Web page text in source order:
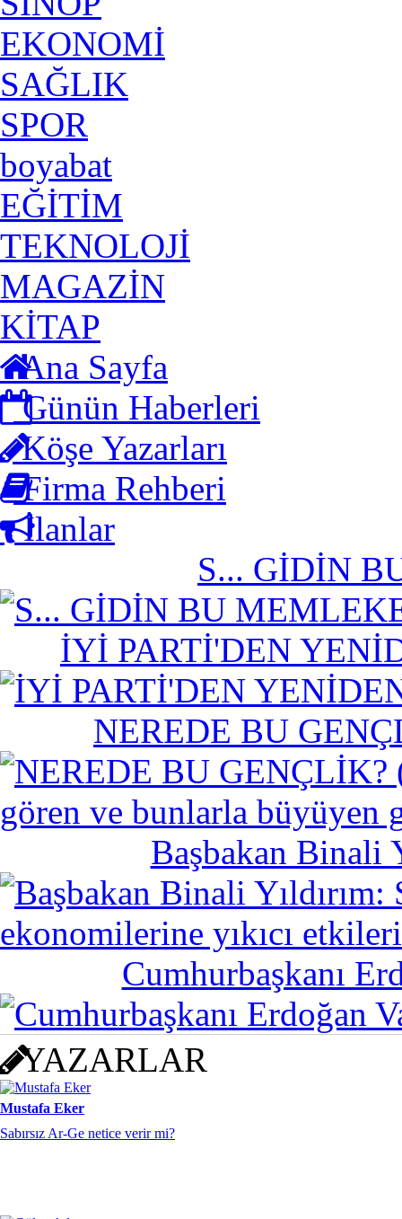
EKONOMİ
SAĞLIK
SPOR
boyabat
EĞİTİM
TEKNOLOJİ
MAGAZİN
KİTAP
Ana Sayfa
Günün Haberleri
Köşe Yazarları
Firma Rehberi
İlanlar
S... GİDİN
İYİ PARTİ'DEN
NEREDE BU
Başbakan Binali
Cumhurbaşkanı
YAZARLAR
Sabırsız Ar-Ge netice verir mi?
KOCA YÜREK
Mustafa Eker
Sabırsız Ar-Ge netice verir mi?